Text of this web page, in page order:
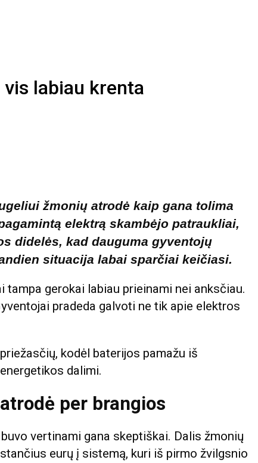
labiau krenta
žmonių atrodė kaip gana tolima
elektrą skambėjo patraukliai,
didelės, kad dauguma gyventojų
situacija labai sparčiai keičiasi.
gerokai labiau prieinami nei anksčiau.
pradeda galvoti ne tik apie elektros
kodėl baterijos pamažu iš
dalimi.
per brangios
vertinami gana skeptiškai. Dalis žmonių
eurų į sistemą, kuri iš pirmo žvilgsnio